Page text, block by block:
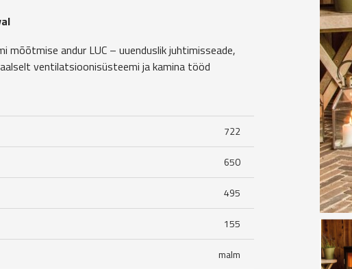
mõõtmise andur LUC – uuenduslik juhtimisseade,
ventilatsioonisüsteemi ja kamina tööd
722
650
495
155
malm